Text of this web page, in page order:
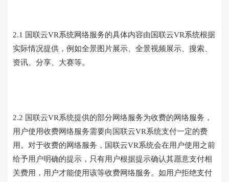
2.1 国联云VR系统网络服务的具体内容由国联云VR系统根据
实际情况提供，例如全景图片展示、全景视频展示、搜索、
资讯、分享、大赛等。
2.2 国联云VR系统提供的部分网络服务为收费的网络服务，
用户使用收费网络服务需要向国联云VR系统支付一定的费
用。对于收费的网络服务，国联云VR系统会在用户使用之前
给予用户明确的提示，只有用户根据提示确认其愿意支付相
关费用，用户才能使用该等收费网络服务。如用户拒绝支付